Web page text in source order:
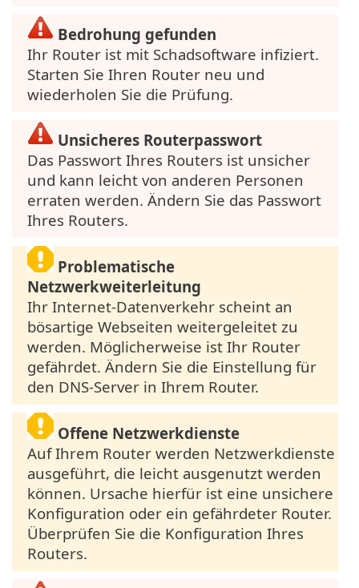
Bedrohung gefunden
Ihr Router ist mit Schadsoftware infiziert.
Starten Sie Ihren Router neu und
wiederholen Sie die Prüfung.
Unsicheres Routerpasswort
Das Passwort Ihres Routers ist unsicher
und kann leicht von anderen Personen
erraten werden. Ändern Sie das Passwort
Ihres Routers.
Problematische
Netzwerkweiterleitung
Ihr Internet-Datenverkehr scheint an
bösartige Webseiten weitergeleitet zu
werden. Möglicherweise ist Ihr Router
gefährdet. Ändern Sie die Einstellung für
den DNS-Server in Ihrem Router.
Offene Netzwerkdienste
Auf Ihrem Router werden Netzwerkdienste
ausgeführt, die leicht ausgenutzt werden
können. Ursache hierfür ist eine unsichere
Konfiguration oder ein gefährdeter Router.
Überprüfen Sie die Konfiguration Ihres
Routers.